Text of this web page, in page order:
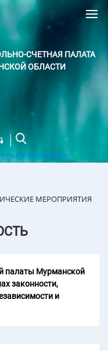
СЧЕТНАЯ ПАЛАТА
ОБЛАСТИ
в Мурманске
МЕРОПРИЯТИЯ
палаты Мурманской
законности,
и